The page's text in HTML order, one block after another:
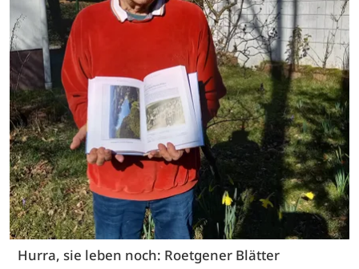
Hurra, sie leben noch: Roetgener Blätter